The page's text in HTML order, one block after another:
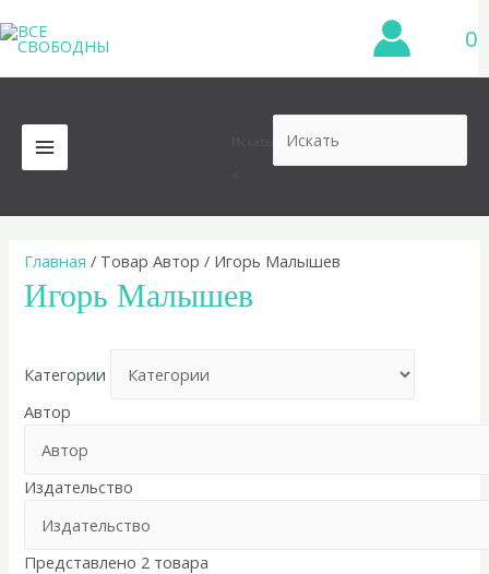
к
содержимому
0
MAIN
MENU
Главная / Товар Автор / Игорь Малышев
Игорь Малышев
Категории
Автор
Издательство
Представлено 2 товара